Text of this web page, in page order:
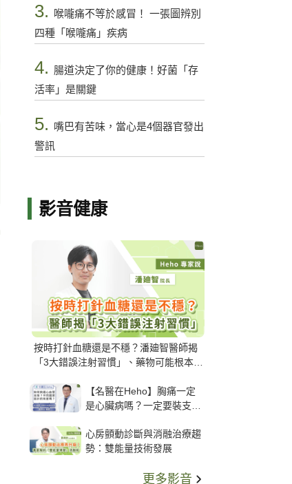
3.
喉嚨痛不等於感冒！ 一張圖辨別
四種「喉嚨痛」疾病
4. 腸道決定了你的健康！好菌「存
活率」是關鍵
5. 嘴巴有苦味，當心是4個器官發出
警訊
影音健康
按時打針血糖還是不穩？潘廸智醫師揭
「3大錯誤注射習慣」、藥物可能根本沒
【名醫在Heho】胸痛一定
是心臟病嗎？一定要裝支
解析支架種類、風險與選擇
關鍵
心房顫動診斷與消融治療趨
勢：雙能量技術發展
更多影音